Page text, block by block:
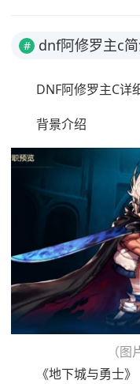
# dnf阿修罗主c
DNF阿修罗主C详
背景介绍
（
《地下城与勇士